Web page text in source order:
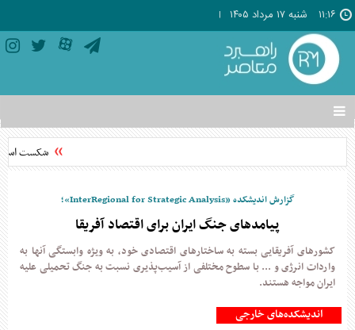
۱۱:۱۶ شنبه ۱۷ مرداد ۱۴۰۵
تغییر
وضعیت
منوی
ها
شکست
گزارش اندیشکده «InterRegional for Strategic Analysis»؛
پیامدهای جنگ ایران برای اقتصاد آفریقا
کشورهای آفریقایی بسته به ساختارهای اقتصادی خود، به ویژه وابستگی آنها به
واردات انرژی و ... با سطوح مختلفی از آسیب‌پذیری نسبت به جنگ تحمیلی علیه
ایران مواجه هستند.
اندیشکده‌های خارجی